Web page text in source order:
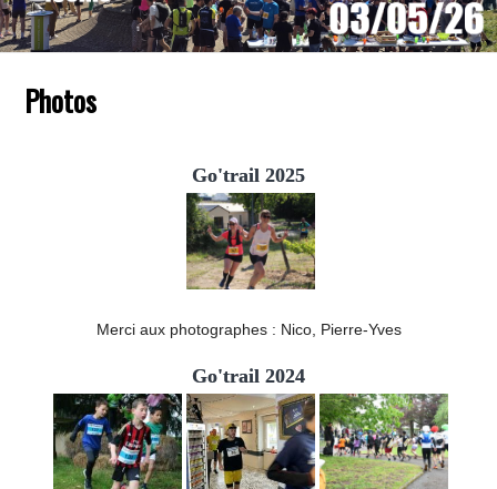
Photos
Go'trail 2025
Merci aux photographes : Nico, Pierre-Yves
Go'trail 2024